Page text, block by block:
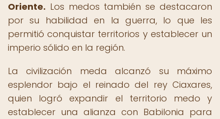
Oriente. Los medos también se destacaron
por su habilidad en la guerra, lo que les
permitió conquistar territorios y establecer un
imperio sólido en la región.
La civilización meda alcanzó su máximo
esplendor bajo el reinado del rey Ciaxares,
quien logró expandir el territorio medo y
establecer una alianza con Babilonia para